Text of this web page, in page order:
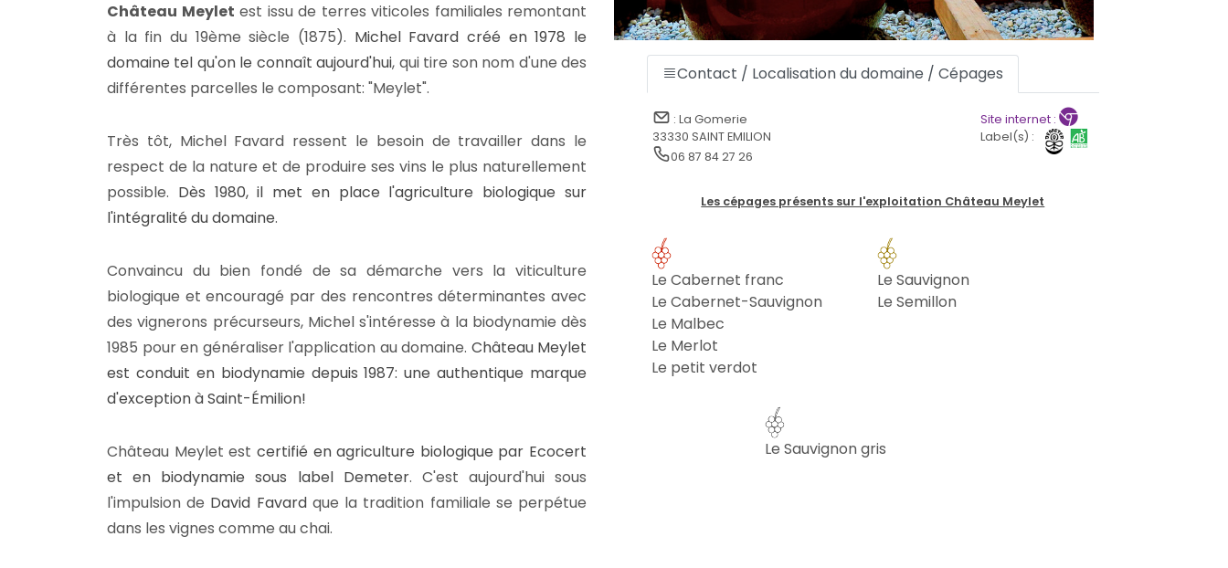
Château Meylet est issu de terres viticoles familiales remontant
à la fin du 19ème siècle (1875). Michel Favard créé en 1978 le
domaine tel qu'on le connaît aujourd'hui, qui tire son nom d'une des
différentes parcelles le composant: "Meylet".
Très tôt, Michel Favard ressent le besoin de travailler dans le
respect de la nature et de produire ses vins le plus naturellement
possible. Dès 1980, il met en place l'agriculture biologique sur
l'intégralité du domaine.
Convaincu du bien fondé de sa démarche vers la viticulture
biologique et encouragé par des rencontres déterminantes avec
des vignerons précurseurs, Michel s'intéresse à la biodynamie dès
1985 pour en généraliser l'application au domaine. Château Meylet
est conduit en biodynamie depuis 1987: une authentique marque
d'exception à Saint-Émilion!
Château Meylet est certifié en agriculture biologique par Ecocert
et en biodynamie sous label Demeter. C'est aujourd'hui sous
l'impulsion de David Favardque la tradition familiale se perpétue
dans les vignes comme au chai.
Contact / Localisation du domaine / Cépages
: La Gomerie
33330 SAINT EMILION
06 87 84 27 26
Site internet :
Label(s) :
Les cépages présents sur l'exploitation Château Meylet
Le Cabernet franc
Le Cabernet-Sauvignon
Le Malbec
Le Merlot
Le petit verdot
Le Sauvignon
Le Semillon
Le Sauvignon gris